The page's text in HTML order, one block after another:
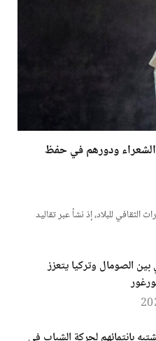
ودورهم في حفظ
للبلاد، إذ نشأ عبر تقاليد
بين الصومال وتركيا يتعزز